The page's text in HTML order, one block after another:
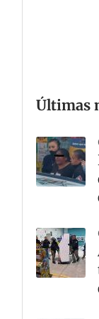
Últimas